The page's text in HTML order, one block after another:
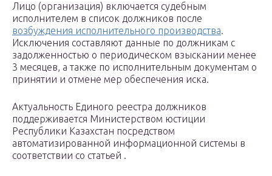
Лицо (организация) включается судебным
исполнителем в список должников после
возбуждения исполнительного производства.
Исключения составляют данные по должникам с
задолженностью о периодическом взыскании менее
3 месяцев, а также по исполнительным документам о
принятии и отмене мер обеспечения иска.
Актуальность Единого реестра должников
поддерживается Министерством юстиции
Республики Казахстан посредством
автоматизированной информационной системы в
соответствии со статьей .